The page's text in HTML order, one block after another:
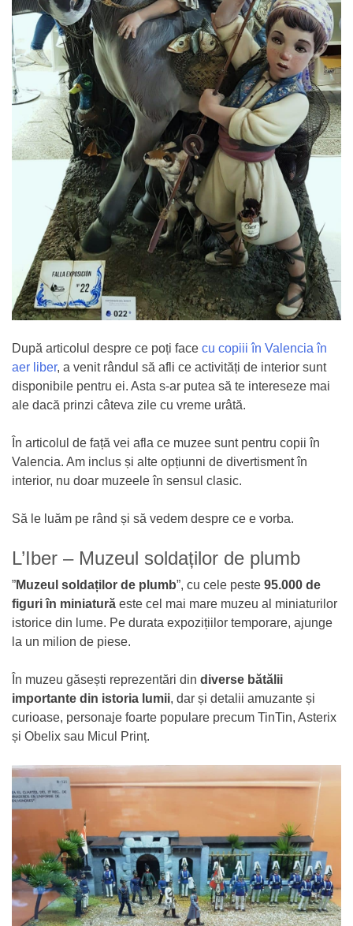
După articolul despre ce poți face cu copiii în Valencia în
aer liber, a venit rândul să afli ce activități de interior sunt
disponibile pentru ei. Asta s-ar putea să te intereseze mai
ale dacă prinzi câteva zile cu vreme urâtă.
În articolul de față vei afla ce muzee sunt pentru copii în
Valencia. Am inclus și alte opțiunni de divertisment în
interior, nu doar muzeele în sensul clasic.
Să le luăm pe rând și să vedem despre ce e vorba.
L’Iber – Muzeul soldaților de plumb
”Muzeul soldaților de plumb”, cu cele peste 95.000 de
figuri în miniatură este cel mai mare muzeu al miniaturilor
istorice din lume. Pe durata expozițiilor temporare, ajunge
la un milion de piese.
În muzeu găsești reprezentări din diverse bătălii
importante din istoria lumii, dar și detalii amuzante și
curioase, personaje foarte populare precum TinTin, Asterix
și Obelix sau Micul Prinț.